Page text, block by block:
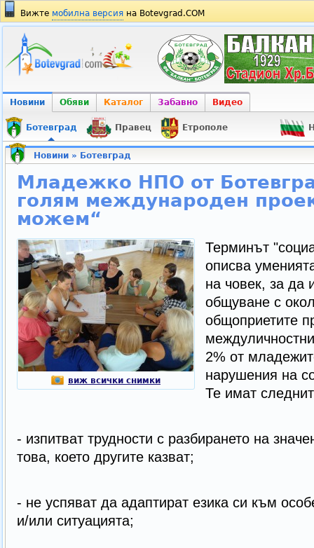
Вижте мобилна версия на Botevgrad.COM
Новини Обяви Каталог Забавно Видео
Ботевград Правец Етрополе
Новини» Ботевград
Младежко НПО от
голям международен
можем“
виж всички снимки
Терминът
описва
на човек, за да
общуване с
общоприетите
2% от
нарушения на
Те имат
- изпитват трудности с разбирането на
това, което другите казват;
- не успяват да адаптират езика си към
и/или ситуацията;